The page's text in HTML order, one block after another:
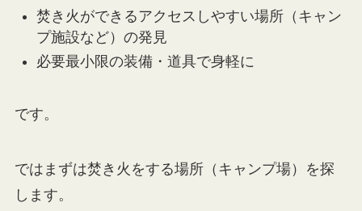
焚き火ができるアクセスしやすい場所（キャン
プ施設など）の発見
必要最小限の装備・道具で身軽に
です。
ではまずは焚き火をする場所（キャンプ場）を探
します。